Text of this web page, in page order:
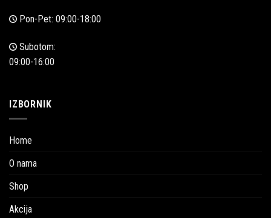
Pon-Pet: 09:00-18:00
Subotom:
09:00-16:00
IZBORNIK
Home
O nama
Shop
Akcija